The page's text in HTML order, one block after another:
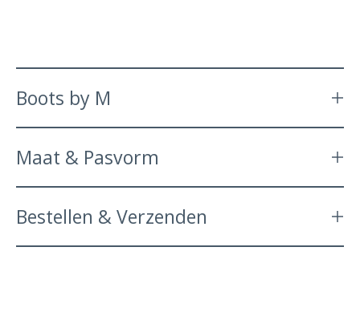
Boots by M
Maat & Pasvorm
Bestellen & Verzenden